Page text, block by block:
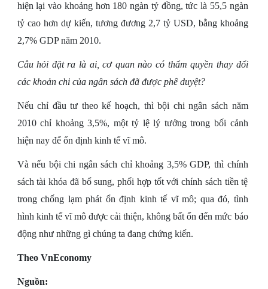
hiện lại vào khoảng hơn 180 ngàn tỷ đồng, tức là 55,5 ngàn
tỷ cao hơn dự kiến, tương đương 2,7 tỷ USD, bằng khoảng
2,7% GDP năm 2010.
Câu hỏi đặt ra là ai, cơ quan nào có thẩm quyền thay đổi
các khoản chi của ngân sách đã được phê duyệt?
Nếu chỉ đầu tư theo kế hoạch, thì bội chi ngân sách năm
2010 chỉ khoảng 3,5%, một tỷ lệ lý tưởng trong bối cảnh
hiện nay để ổn định kinh tế vĩ mô.
Và nếu bội chi ngân sách chỉ khoảng 3,5% GDP, thì chính
sách tài khóa đã bổ sung, phối hợp tốt với chính sách tiền tệ
trong chống lạm phát ổn định kinh tế vĩ mô; qua đó, tình
hình kinh tế vĩ mô được cải thiện, không bất ổn đến mức báo
động như những gì chúng ta đang chứng kiến.
Theo VnEconomy
Nguồn: